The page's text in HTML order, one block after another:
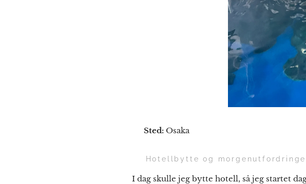
Sted: Osaka
🧳 Hotellbytte og
I dag skulle jeg bytte hotell, så jeg startet